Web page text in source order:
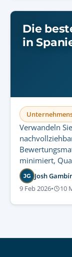
Die
in
Verwandeln
minimiert,
skalierbare
JG Josh
9 Feb 2026• 10